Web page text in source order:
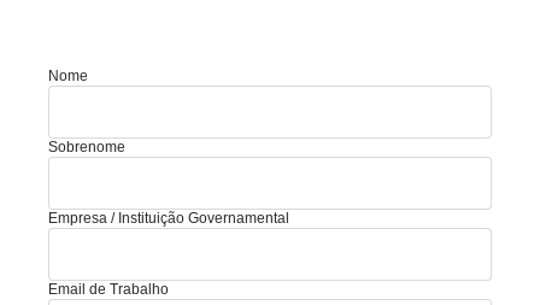
Nome
Sobrenome
Empresa / Instituição Governamental
Email de Trabalho